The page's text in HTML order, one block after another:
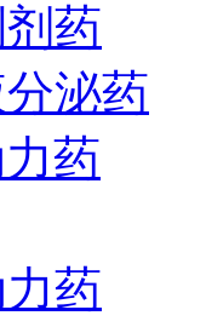
药
泌药
药
药